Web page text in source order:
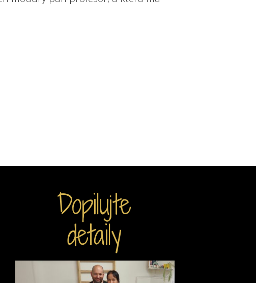
Dopilujte
detaily